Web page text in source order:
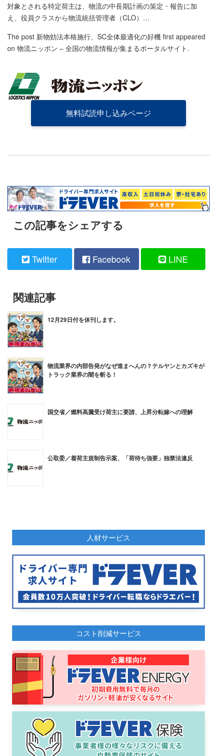
対象とされる特定荷主は、物流の中長期計画の策定・報告に加
え、役員クラスから物流統括管理者（CLO）…
The post 新物効法本格施行、SC全体最適化の好機 first appeared
on 物流ニッポン – 全国の物流情報が集まるポータルサイト .
無料試読申し込みページ
この記事をシェアする
Twitter Facebook LINE
関連記事
12月29日付を休刊します。
物流業界の内部告発がなぜ進まへんの？テルヤンとカズキが
トラック業界の闇を斬る！
国交省／燃料高騰受け荷主に要請、上昇分転嫁への理解
公取委／着荷主規制告示案、「荷待ち強要」独禁法違反
人材サービス
コスト削減サービス